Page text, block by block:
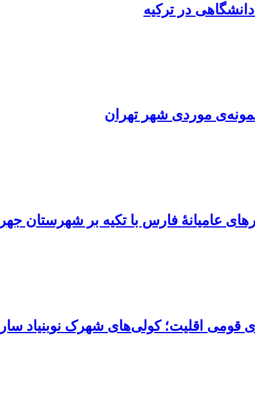
در ترکیه
موردی شهر تهران
عامیانۀ فارس با تکیه بر شهرستان
قومی اقلیت؛ کولی‌های شهرک نوبنیاد